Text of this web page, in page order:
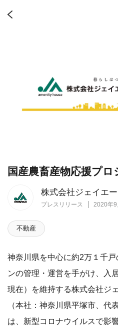
株式会社ジェイエ
プレスリリース 2020年
国産農畜産物応援プロ
不動産
神奈川県を中心に約2万１千
ンの管理・運営を手がけ、入
現在）を維持する株式会社ジ
（本社：神奈川県平塚市、代
は、新型コロナウイルスで影